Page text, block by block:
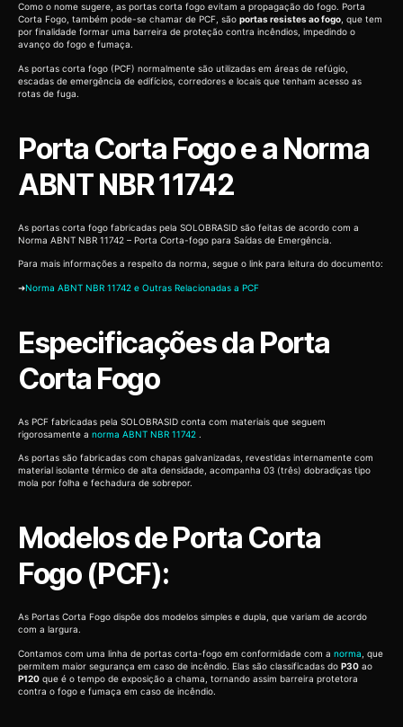
Como o nome sugere, as portas corta fogo evitam a propagação do fogo. Porta
Corta Fogo, também pode-se chamar de PCF, são portas resistes ao fogo , que tem
por finalidade formar uma barreira de proteção contra incêndios, impedindo o
avanço do fogo e fumaça.
As portas corta fogo (PCF) normalmente são utilizadas em áreas de refúgio,
escadas de emergência de edifícios, corredores e locais que tenham acesso as
rotas de fuga.
Porta Corta Fogo e a Norma
ABNT NBR 11742
As portas corta fogo fabricadas pela SOLOBRASID são feitas de acordo com a
Norma ABNT NBR 11742 – Porta Corta-fogo para Saídas de Emergência.
Para mais informações a respeito da norma, segue o link para leitura do documento:
➜Norma ABNT NBR 11742 e Outras Relacionadas a PCF
Especificações da Porta
Corta Fogo
As PCF fabricadas pela SOLOBRASID conta com materiais que seguem
rigorosamente a norma ABNT NBR 11742 .
As portas são fabricadas com chapas galvanizadas, revestidas internamente com
material isolante térmico de alta densidade, acompanha 03 (três) dobradiças tipo
mola por folha e fechadura de sobrepor.
Modelos de Porta Corta
Fogo (PCF):
As Portas Corta Fogo dispõe dos modelos simples e dupla, que variam de acordo
com a largura.
Contamos com uma linha de portas corta-fogo em conformidade com a norma , que
permitem maior segurança em caso de incêndio. Elas são classificadas do P30 ao
P120 que é o tempo de exposição a chama, tornando assim barreira protetora
contra o fogo e fumaça em caso de incêndio.